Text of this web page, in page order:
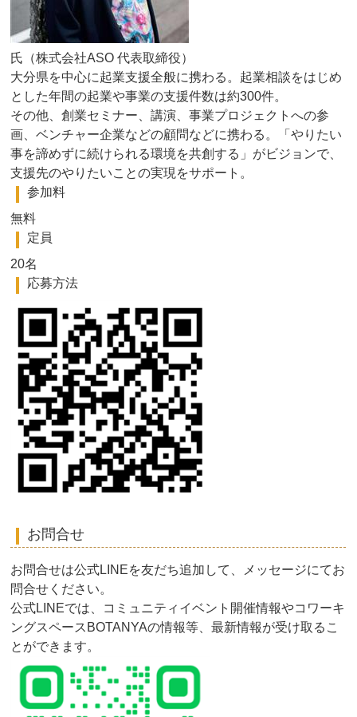
氏（株式会社ASO 代表取締役）
大分県を中心に起業支援全般に携わる。起業相談をはじめ
とした年間の起業や事業の支援件数は約300件。
その他、創業セミナー、講演、事業プロジェクトへの参
画、ベンチャー企業などの顧問などに携わる。「やりたい
事を諦めずに続けられる環境を共創する」がビジョンで、
支援先のやりたいことの実現をサポート。
参加料
無料
定員
20名
応募方法
お問合せ
お問合せは公式LINEを友だち追加して、メッセージにてお
問合せください。
公式LINEでは、コミュニティイベント開催情報やコワーキ
ングスペースBOTANYAの情報等、最新情報が受け取るこ
とができます。